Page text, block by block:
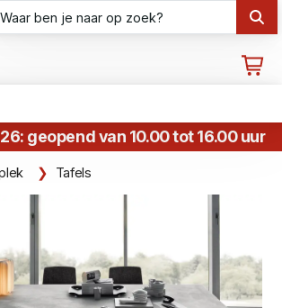
geopend van 10.00 tot 16.00 uur
Tafels